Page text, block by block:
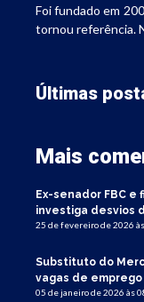
Foi fundado em
tornou referência.
Últimas
Mais
Ex-senador FBC e
investiga desvios
25 de fevereiro de 2026
Substituto do
vagas de emprego
05 de janeiro de 2026 às